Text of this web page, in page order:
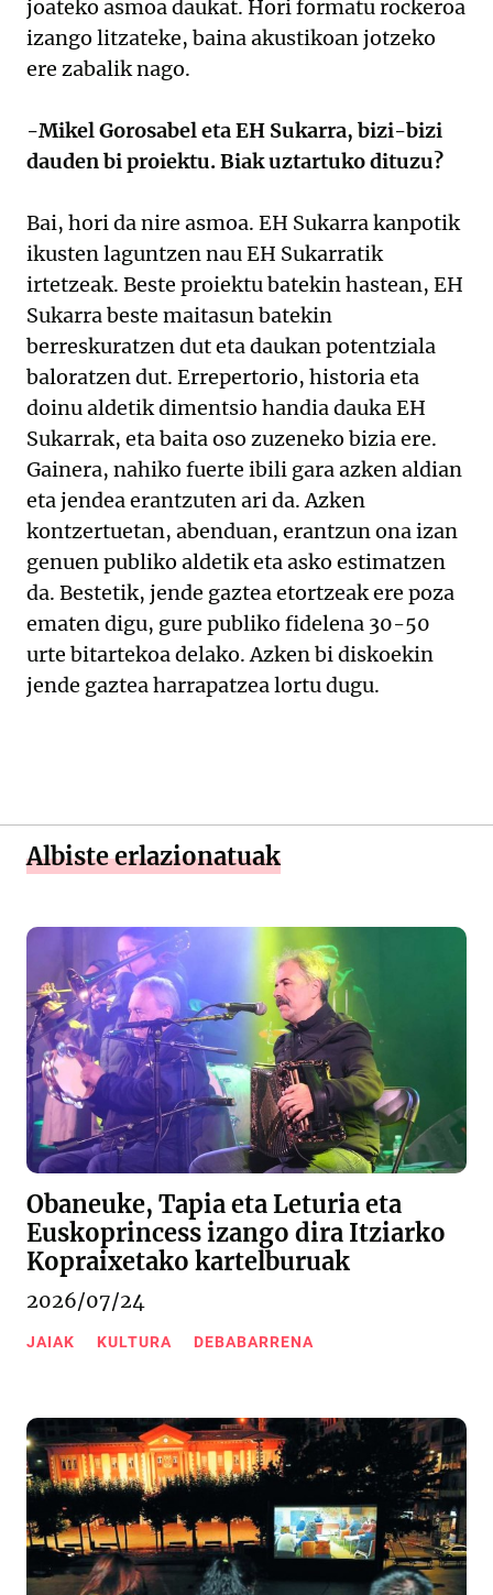
joateko asmoa daukat. Hori formatu rockeroa
izango litzateke, baina akustikoan jotzeko
ere zabalik nago.
-Mikel Gorosabel eta EH Sukarra, bizi-bizi
dauden bi proiektu. Biak uztartuko dituzu?
Bai, hori da nire asmoa. EH Sukarra kanpotik
ikusten laguntzen nau EH Sukarratik
irtetzeak. Beste proiektu batekin hastean, EH
Sukarra beste maitasun batekin
berreskuratzen dut eta daukan potentziala
baloratzen dut. Errepertorio, historia eta
doinu aldetik dimentsio handia dauka EH
Sukarrak, eta baita oso zuzeneko bizia ere.
Gainera, nahiko fuerte ibili gara azken aldian
eta jendea erantzuten ari da. Azken
kontzertuetan, abenduan, erantzun ona izan
genuen publiko aldetik eta asko estimatzen
da. Bestetik, jende gaztea etortzeak ere poza
ematen digu, gure publiko fidelena 30-50
urte bitartekoa delako. Azken bi diskoekin
jende gaztea harrapatzea lortu dugu.
Albiste erlazionatuak
Obaneuke, Tapia eta Leturia eta
Euskoprincess izango dira Itziarko
Kopraixetako kartelburuak
2026/07/24
JAIAK KULTURA DEBABARRENA